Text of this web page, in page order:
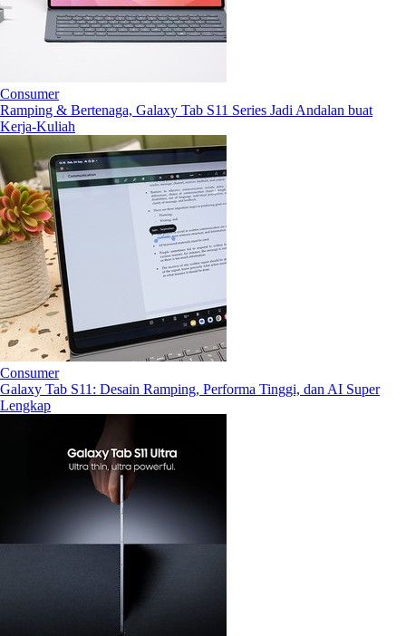
Consumer
Ramping & Bertenaga, Galaxy Tab S11 Series Jadi Andalan buat
Kerja-Kuliah
Consumer
Galaxy Tab S11: Desain Ramping, Performa Tinggi, dan AI Super
Lengkap